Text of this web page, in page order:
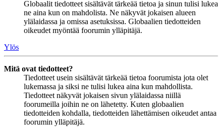
Globaalit tiedotteet sisältävät tärkeää tietoa ja sinun tulisi lukea
ne aina kun on mahdolista. Ne näkyvät jokaisen alueen
ylälaidassa ja omissa asetuksissa. Globaalien tiedotteiden
oikeudet myöntää foorumin ylläpitäjä.
Ylös
Mitä ovat tiedotteet?
Tiedotteet usein sisältävät tärkeää tietoa foorumista jota olet
lukemassa ja siksi ne tulisi lukea aina kun mahdollista.
Tiedotteet näkyvät jokaisen sivun ylälaidassa niillä
foorumeilla joihin ne on lähetetty. Kuten globaalien
tiedotteiden kohdalla, tiedotteiden lähettämisen oikeudet antaa
foorumin ylläpitäjä.